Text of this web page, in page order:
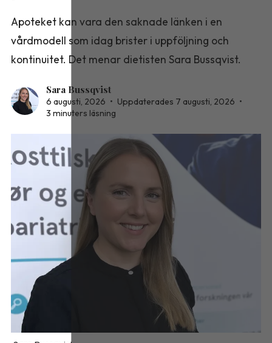
Apoteket kan vara den saknade länken i en
vårdmodell som idag brister i uppföljning och
kontinuitet. Det menar dietisten Sara Bussqvist.
Sara Bussqvist
6 augusti, 2026 • Uppdaterades 7 augusti, 2026 •
3 minuters läsning